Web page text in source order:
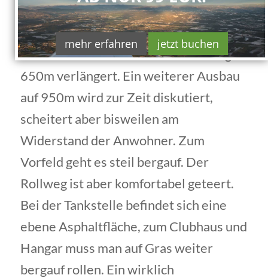
treten, um in der Mitte zu bleiben.
Durchaus anspruchsvoll. 2012 wurde
die Piste von nur 500m auf die heutigen
650m verlängert. Ein weiterer Ausbau
auf 950m wird zur Zeit diskutiert,
scheitert aber bisweilen am
Widerstand der Anwohner. Zum
Vorfeld geht es steil bergauf. Der
Rollweg ist aber komfortabel geteert.
Bei der Tankstelle befindet sich eine
ebene Asphaltfläche, zum Clubhaus und
Hangar muss man auf Gras weiter
bergauf rollen. Ein wirklich
mehr erfahren jetzt buchen